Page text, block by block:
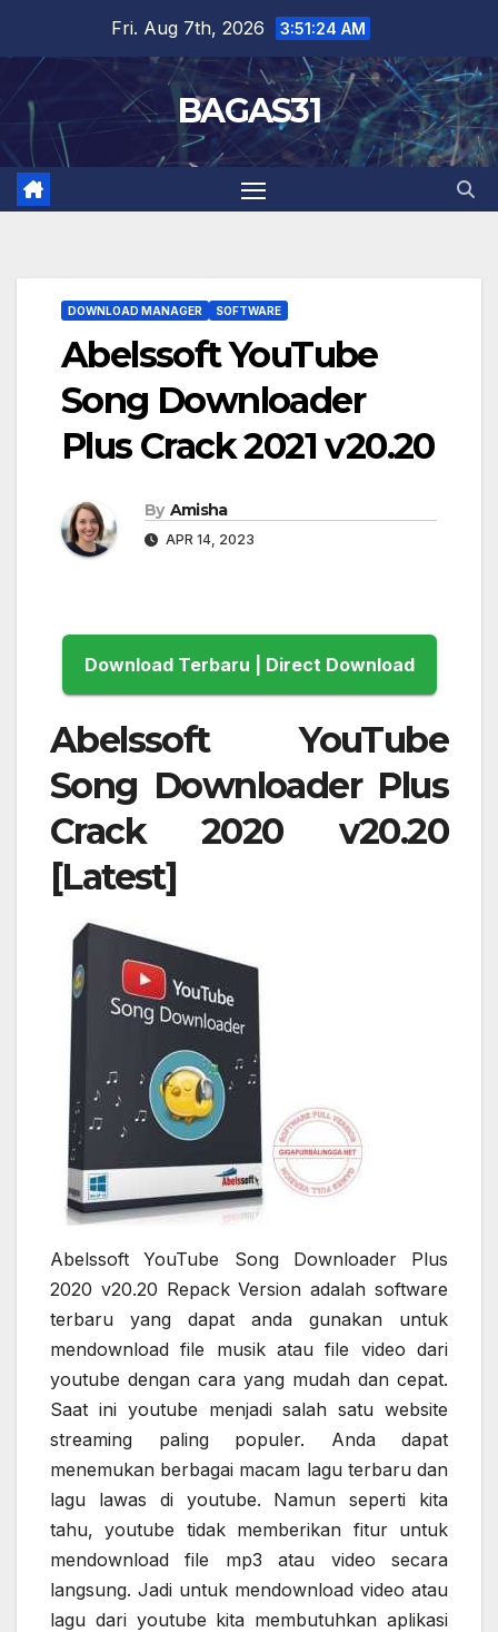
content
Fri. Aug 7th, 2026 3:51:25 AM
BAGAS31
DOWNLOAD MANAGER SOFTWARE
Abelssoft YouTube
Song Downloader
Plus Crack 2021 v20.20
By Amisha
APR 14, 2023
Download Terbaru | Direct Download
Abelssoft YouTube
Song Downloader Plus
Crack 2020 v20.20
[Latest]
Abelssoft YouTube Song Downloader Plus
2020 v20.20 Repack Version adalah software
terbaru yang dapat anda gunakan untuk
mendownload file musik atau file video dari
youtube dengan cara yang mudah dan cepat.
Saat ini youtube menjadi salah satu website
streaming paling populer. Anda dapat
menemukan berbagai macam lagu terbaru dan
lagu lawas di youtube. Namun seperti kita
tahu, youtube tidak memberikan fitur untuk
mendownload file mp3 atau video secara
langsung. Jadi untuk mendownload video atau
lagu dari youtube kita membutuhkan aplikasi